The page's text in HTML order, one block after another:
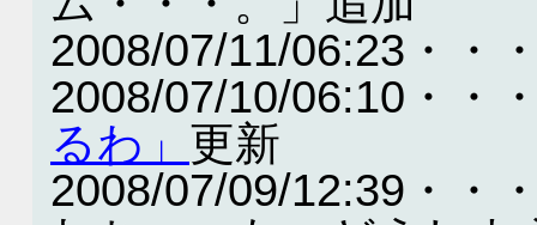
2008/07/11/06:23・・
2008/07/10/06:10・・
るわ」 更新
2008/07/09/12:39・・